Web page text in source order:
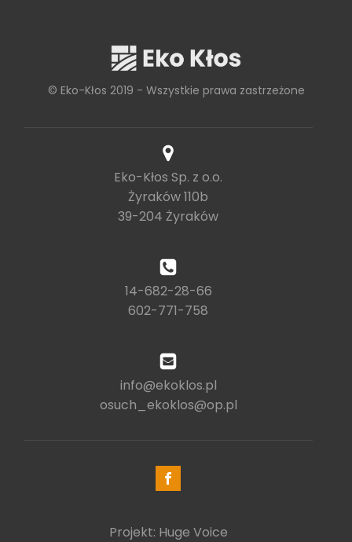
© Eko-Kłos 2019 - Wszystkie prawa zastrzeżone
Eko-Kłos Sp. z o.o.
Żyraków 110b
39-204 Żyraków
14-682-28-66
602-771-758
info@ekoklos.pl
osuch_ekoklos@op.pl
Projekt: Huge Voice